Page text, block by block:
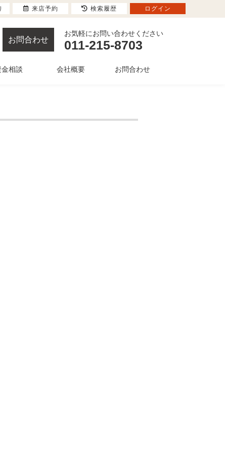
お問合わせ
お気軽にお問い合わせください
011-215-8703
金相談 会社概要 お問合わせ
来店予約 検索履歴 ログイン